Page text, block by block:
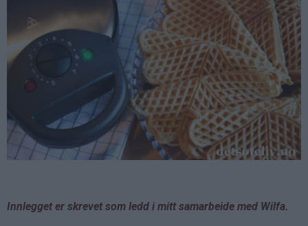
Innlegget er skrevet som ledd i mitt samarbeide med Wilfa.